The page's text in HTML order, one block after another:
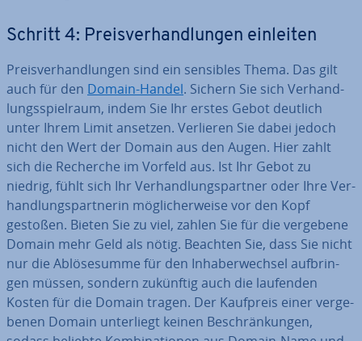
Schritt 4: Preis­ver­hand­lun­gen einleiten
Preis­ver­hand­lun­gen sind ein sensibles Thema. Das gilt
auch für den Domain-Handel. Sichern Sie sich Ver­hand­
lungs­spiel­raum, indem Sie Ihr erstes Gebot deutlich
unter Ihrem Limit ansetzen. Verlieren Sie dabei jedoch
nicht den Wert der Domain aus den Augen. Hier zahlt
sich die Recherche im Vorfeld aus. Ist Ihr Gebot zu
niedrig, fühlt sich Ihr Ver­hand­lungs­part­ner oder Ihre Ver­
hand­lungs­part­ne­rin mög­li­cher­wei­se vor den Kopf
gestoßen. Bieten Sie zu viel, zahlen Sie für die vergebene
Domain mehr Geld als nötig. Beachten Sie, dass Sie nicht
nur die Ab­lö­se­sum­me für den In­ha­ber­wech­sel auf­brin­
gen müssen, sondern zukünftig auch die laufenden
Kosten für die Domain tragen. Der Kaufpreis einer ver­ge­
be­nen Domain un­ter­liegt keinen Be­schrän­kun­gen,